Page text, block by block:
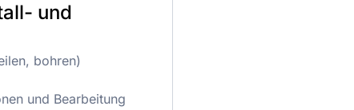
und
bohren)
und Bearbeitung